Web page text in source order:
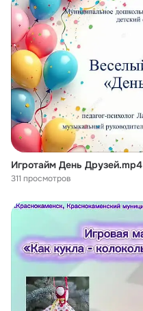
Игротайм День Друзей.mp4
311 просмотров